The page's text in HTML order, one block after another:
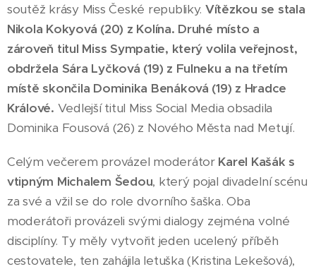
soutěž krásy Miss České republiky. Vítězkou se stala
Nikola Kokyová (20) z Kolína. Druhé místo a
zároveň titul Miss Sympatie, který volila veřejnost,
obdržela Sára Lyčková (19) z Fulneku a na třetím
místě skončila Dominika Benáková (19) z Hradce
Králové. Vedlejší titul Miss Social Media obsadila
Dominika Fousová (26) z Nového Města nad Metují.
Celým večerem provázel moderátorKarel Kašák s
vtipným Michalem Šedou, který pojal divadelní scénu
za své a vžil se do role dvorního šaška. Oba
moderátoři provázeli svými dialogy zejména volné
disciplíny. Ty měly vytvořit jeden ucelený příběh
cestovatele, ten zahájila letuška (Kristina Lekešová),